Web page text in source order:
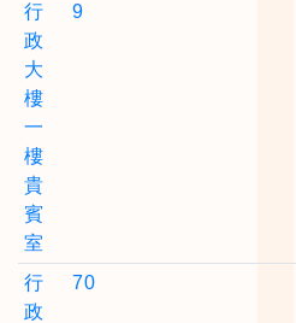
行
政
大
樓
一
樓
貴
賓
室
9
行
政
70